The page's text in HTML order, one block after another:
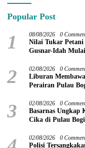
Popular Post
1 08/08/2026 0
Nilai Tukar
Gusnar-Idah
2 02/08/2026 0
Liburan
Perairan Pulau
3 02/08/2026 0
Basarnas Ungkap
Cika di Pulau
02/08/2026 0
Polisi